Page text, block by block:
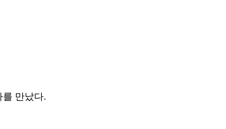
만났다.